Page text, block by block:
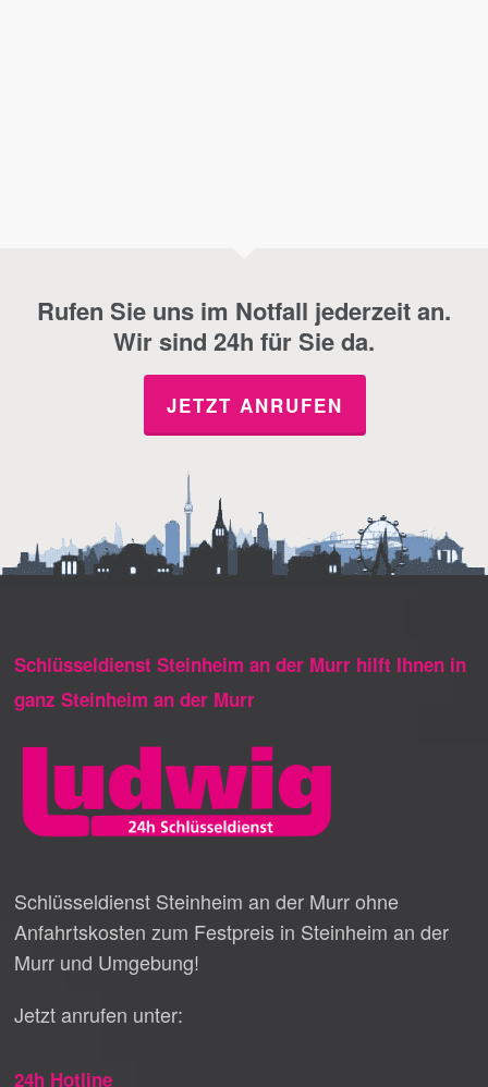
Rufen Sie uns im Notfall jederzeit an.
Wir sind 24h für Sie da.
JETZT ANRUFEN
Schlüsseldienst Steinheim an der Murr hilft Ihnen in
ganz Steinheim an der Murr
Schlüsseldienst Steinheim an der Murr ohne
Anfahrtskosten zum Festpreis in Steinheim an der
Murr und Umgebung!
Jetzt anrufen unter:
24h Hotline